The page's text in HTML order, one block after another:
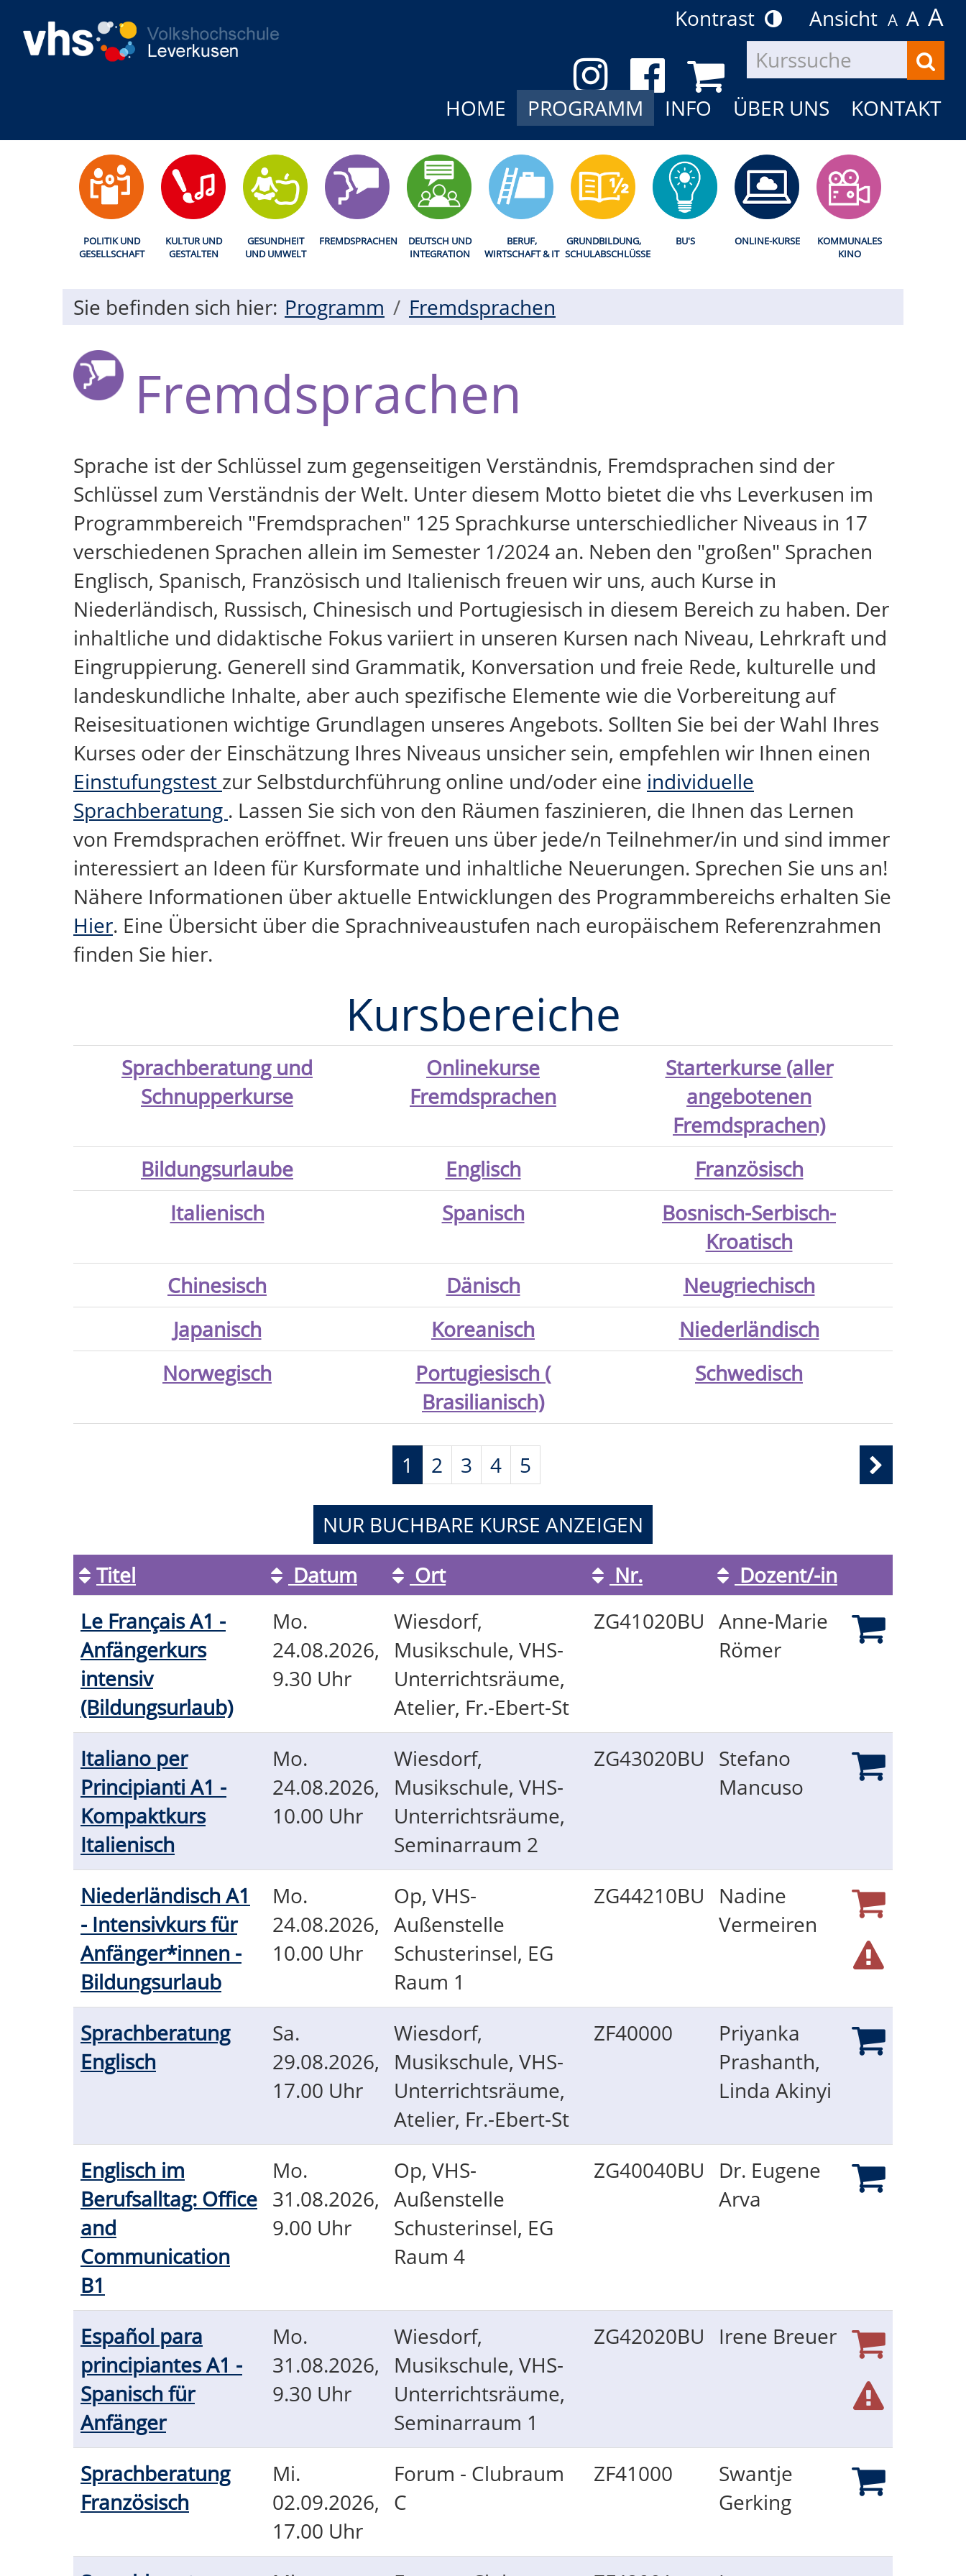
Kontrast Ansicht A A A
Kurse
HOME
PROGRAMM INFO ÜBER UNS KONTAKT
POLITIK UND
GESELLSCHAFT
KULTUR UND
GESTALTEN
GESUNDHEIT
UND UMWELT
FREMDSPRACHEN
DEUTSCH UND
INTEGRATION
BERUF,
WIRTSCHAFT & IT
GRUNDBILDUNG,
SCHULABSCHLÜSSE
BU'S ONLINE-KURSE
KOMMUNALES
KINO
Sie befinden sich hier: Programm Fremdsprachen
Fremdsprachen
Sprache ist der Schlüssel zum gegenseitigen Verständnis, Fremdsprachen sind der
Schlüssel zum Verständnis der Welt. Unter diesem Motto bietet die vhs Leverkusen im
Programmbereich "Fremdsprachen" 125 Sprachkurse unterschiedlicher Niveaus in 17
verschiedenen Sprachen allein im Semester 1/2024 an. Neben den "großen" Sprachen
Englisch, Spanisch, Französisch und Italienisch freuen wir uns, auch Kurse in
Niederländisch, Russisch, Chinesisch und Portugiesisch in diesem Bereich zu haben. Der
inhaltliche und didaktische Fokus variiert in unseren Kursen nach Niveau, Lehrkraft und
Eingruppierung. Generell sind Grammatik, Konversation und freie Rede, kulturelle und
landeskundliche Inhalte, aber auch spezifische Elemente wie die Vorbereitung auf
Reisesituationen wichtige Grundlagen unseres Angebots. Sollten Sie bei der Wahl Ihres
Kurses oder der Einschätzung Ihres Niveaus unsicher sein, empfehlen wir Ihnen einen
Einstufungstest zur Selbstdurchführung online und/oder eine individuelle
Sprachberatung . Lassen Sie sich von den Räumen faszinieren, die Ihnen das Lernen
von Fremdsprachen eröffnet. Wir freuen uns über jede/n Teilnehmer/in und sind immer
interessiert an Ideen für Kursformate und inhaltliche Neuerungen. Sprechen Sie uns an!
Nähere Informationen über aktuelle Entwicklungen des Programmbereichs erhalten Sie
Hier. Eine Übersicht über die Sprachniveaustufen nach europäischem Referenzrahmen
finden Sie hier.
Kursbereiche
Sprachberatung und
Schnupperkurse
Onlinekurse
Fremdsprachen
Starterkurse (aller
angebotenen
Fremdsprachen)
Bildungsurlaube
Englisch
Französisch
Italienisch
Spanisch
Bosnisch-Serbisch-
Kroatisch
Chinesisch
Dänisch
Neugriechisch
Japanisch
Koreanisch
Niederländisch
Norwegisch
Portugiesisch (
Brasilianisch)
Schwedisch
Seiten
blättern
1 2 3 4 5
NUR BUCHBARE KURSE ANZEIGEN
Kursübersicht.
Tabellenüberschriften
können
sortiert
werden.
Titel Datum Ort Nr.
Dozent/-in
Kursstatus
Le Français A1 -
Anfängerkurs
intensiv
(Bildungsurlaub)
Mo.
24.08.2026,
9.30 Uhr
Wiesdorf,
Musikschule, VHS-
Unterrichtsräume,
Atelier, Fr.-Ebert-St
ZG41020BU Anne-Marie
Römer
Italiano per
Principianti A1 -
Kompaktkurs
Italienisch
Mo.
24.08.2026,
10.00 Uhr
Wiesdorf,
Musikschule, VHS-
Unterrichtsräume,
Seminarraum 2
ZG43020BU
Stefano
Mancuso
Niederländisch A1
- Intensivkurs für
Anfänger*innen -
Bildungsurlaub
Mo.
24.08.2026,
10.00 Uhr
Op, VHS-
Außenstelle
Schusterinsel, EG
Raum 1
ZG44210BU
Nadine
Vermeiren
Sprachberatung
Englisch
Sa.
29.08.2026,
17.00 Uhr
Wiesdorf,
Musikschule, VHS-
Unterrichtsräume,
Atelier, Fr.-Ebert-St
ZF40000
Priyanka
Prashanth,
Linda Akinyi
Englisch im
Berufsalltag: Office
and
Communication
B1
Mo.
31.08.2026,
9.00 Uhr
Op, VHS-
Außenstelle
Schusterinsel, EG
Raum 4
ZG40040BU
Dr. Eugene
Arva
Español para
principiantes A1 -
Spanisch für
Anfänger
Mo.
31.08.2026,
9.30 Uhr
Wiesdorf,
Musikschule, VHS-
Unterrichtsräume,
Seminarraum 1
ZG42020BU Irene Breuer
Sprachberatung
Französisch
Mi.
02.09.2026,
17.00 Uhr
Forum - Clubraum
C
ZF41000
Swantje
Gerking